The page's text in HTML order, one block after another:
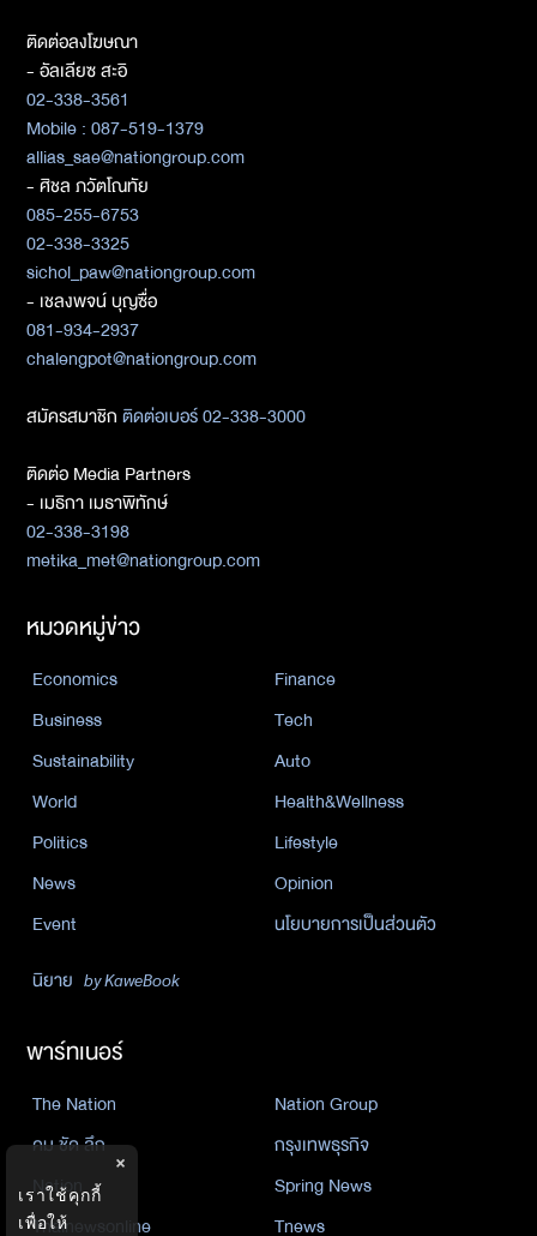
ติดต่อลงโฆษณา
- อัลเลียซ สะอิ
02-338-3561
Mobile : 087-519-1379
allias_sae@nationgroup.com
- ศิชล ภวัตโณทัย
085-255-6753
02-338-3325
sichol_paw@nationgroup.com
- เชลงพจน์ บุญซื่อ
081-934-2937
chalengpot@nationgroup.com
สมัครสมาชิกติดต่อเบอร์ 02-338-3000
ติดต่อ Media Partners
- เมธิกา เมธาพิทักษ์
02-338-3198
metika_met@nationgroup.com
หมวดหมู่ข่าว
Economics
Finance
Business
Tech
Sustainability
Auto
World
Health&Wellness
Politics
Lifestyle
News
Opinion
Event
นโยบายการเป็นส่วนตัว
นิยาย by KaweBook
พาร์ทเนอร์
The Nation
Nation Group
คม ชัด ลึก
กรุงเทพธุรกิจ
Nation
Spring News
Thainewsonline
Tnews
×
เราใช้คุกกี้
เพื่อให้